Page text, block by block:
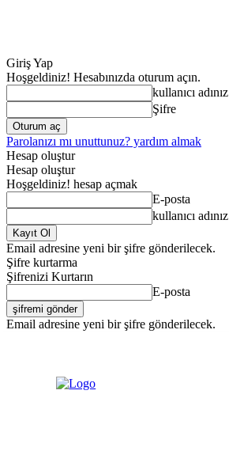
Giriş Yap
Hoşgeldiniz! Hesabınızda oturum açın.
kullanıcı adınız
Şifre
Parolanızı mı unuttunuz? yardım almak
Hesap oluştur
Hesap oluştur
Hoşgeldiniz! hesap açmak
E-posta
kullanıcı adınız
Email adresine yeni bir şifre gönderilecek.
Şifre kurtarma
Şifrenizi Kurtarın
E-posta
Email adresine yeni bir şifre gönderilecek.